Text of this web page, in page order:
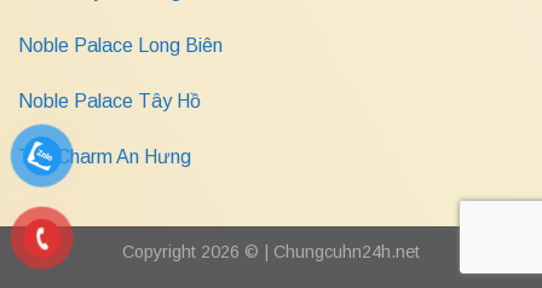
Noble Palace Long Biên
Noble Palace Tây Hồ
The Charm An Hưng
Copyright 2026 © | Chungcuhn24h.net